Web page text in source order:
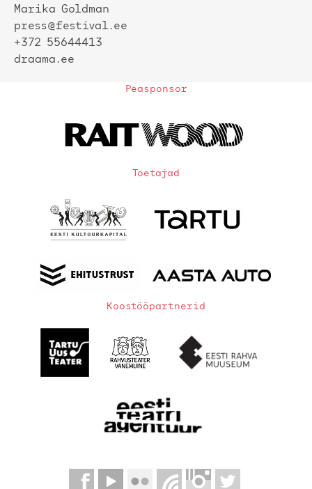
Marika Goldman
press@festival.ee
+372 55644413
draama.ee
Peasponsor
Toetajad
Koostööpartnerid